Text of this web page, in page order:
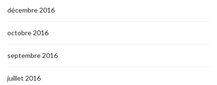
décembre 2016
octobre 2016
septembre 2016
juillet 2016